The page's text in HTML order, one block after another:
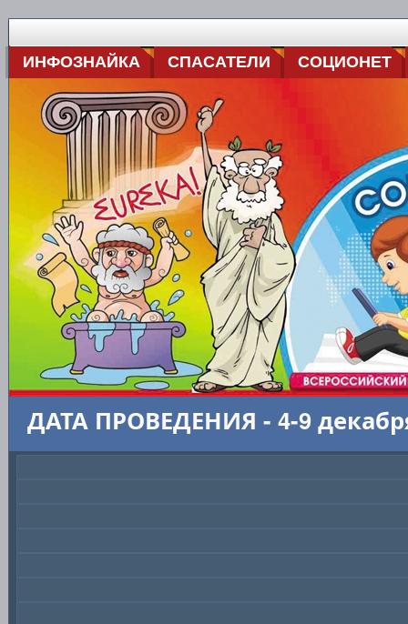
ИНФОЗНАЙКА СПАСАТЕЛИ СОЦИОНЕТ
ДАТА ПРОВЕДЕНИЯ - 4-9